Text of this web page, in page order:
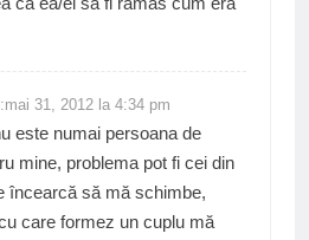
mai 31, 2012 la 4:34 pm
este numai persoana de
mine, problema pot fi cei din
încearcă să mă schimbe,
care formez un cuplu mă